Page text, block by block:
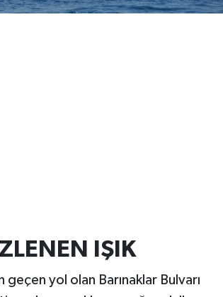
IŞIK
geçen yol olan Barınaklar Bulvarı